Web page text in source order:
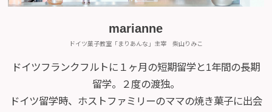
marianne
ドイツ菓子教室「まりあんな」主宰 柴山りみこ
ドイツフランクフルトに１ヶ月の短期留学と1年間の長期
留学。２度の渡独。
ドイツ留学時、ホストファミリーのママの焼き菓子に出会